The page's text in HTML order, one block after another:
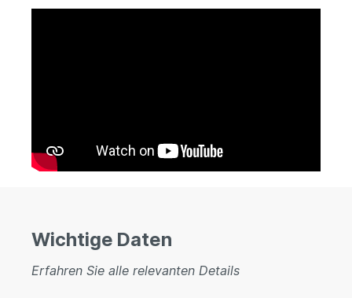
Wichtige Daten
Erfahren Sie alle relevanten Details